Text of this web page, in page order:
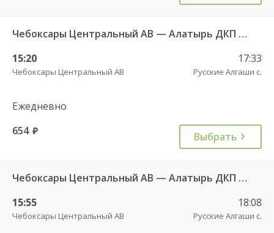
Чебоксары Центральный АВ — Алатырь ДКП ч/з Шумерля г. ДКП 535
15:20
Чебоксары Центральный АВ
17:33
Русские Алгаши с.
Ежедневно
654 руб. Выбрать
Чебоксары Центральный АВ — Алатырь ДКП ч/з Шумерля г. ДКП 535
15:55
Чебоксары Центральный АВ
18:08
Русские Алгаши с.